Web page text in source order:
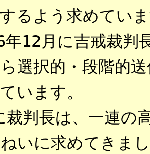
るよう求めてい
年12月に吉戒裁判
選択的・段階的
います。
裁判長は、一連の
いに求めてきま